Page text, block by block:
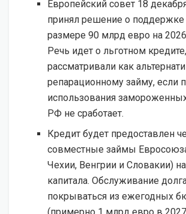
Европейский совет 18
принял решение о
размере 90 млрд евро на
Речь идет о льготном
рассматривали как
репарационному займу, если
использования
РФ не сработает.
Кредит будет предоставлен
совместные займы
Чехии, Венгрии и Словакии)
капитала. Обслуживание
покрываться из ежегодных